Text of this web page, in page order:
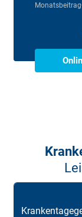
Monatsbeitrag